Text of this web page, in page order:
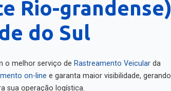
do Sul
o melhor serviço de Rastreamento Veicular
da
on-line
e garanta maior visibilidade, gerando
sua operação logística.